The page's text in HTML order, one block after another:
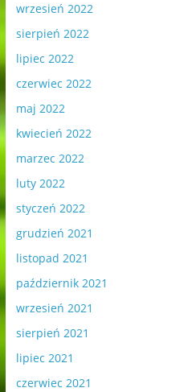
wrzesień 2022
sierpień 2022
lipiec 2022
czerwiec 2022
maj 2022
kwiecień 2022
marzec 2022
luty 2022
styczeń 2022
grudzień 2021
listopad 2021
październik 2021
wrzesień 2021
sierpień 2021
lipiec 2021
czerwiec 2021